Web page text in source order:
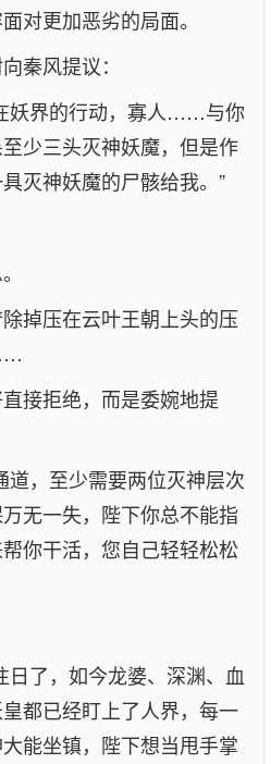
对更加恶劣的局面。
秦风提议：
妖界的行动，寡人……与你
少三头灭神妖魔，但是作
灭神妖魔的尸骸给我。”
掉压在云叶王朝上头的压
接拒绝，而是委婉地提
道，至少需要两位灭神层次
无一失，陛下你总不能指
你干活，您自己轻轻松松
日了，如今龙婆、深渊、血
都已经盯上了人界，每一
能坐镇，陛下想当甩手掌